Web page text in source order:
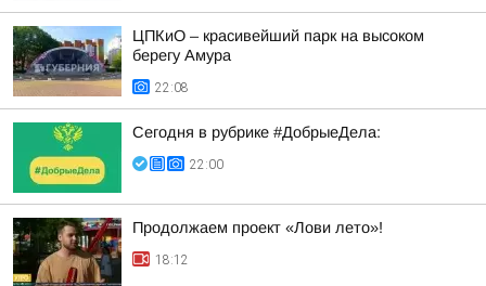
ЦПКиО – красивейший парк на высоком
берегу Амура
22:08
Сегодня в рубрике #ДобрыеДела:
22:00
Продолжаем проект «Лови лето»!
18:12